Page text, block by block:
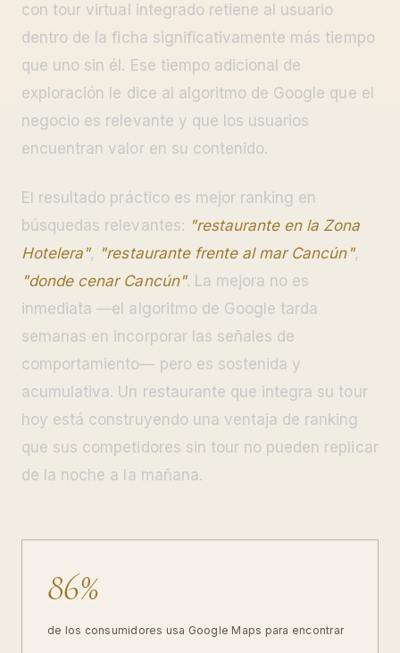
con tour virtual integrado retiene al usuario
dentro de la ficha significativamente más tiempo
que uno sin él. Ese tiempo adicional de
exploración le dice al algoritmo de Google que el
negocio es relevante y que los usuarios
encuentran valor en su contenido.
El resultado práctico es mejor ranking en
búsquedas relevantes: "restaurante en la Zona
Hotelera", "restaurante frente al mar Cancún",
"donde cenar Cancún". La mejora no es
inmediata —el algoritmo de Google tarda
semanas en incorporar las señales de
comportamiento— pero es sostenida y
acumulativa. Un restaurante que integra su tour
hoy está construyendo una ventaja de ranking
que sus competidores sin tour no pueden replicar
de la noche a la mañana.
86%
de los consumidores usa Google Maps para encontrar